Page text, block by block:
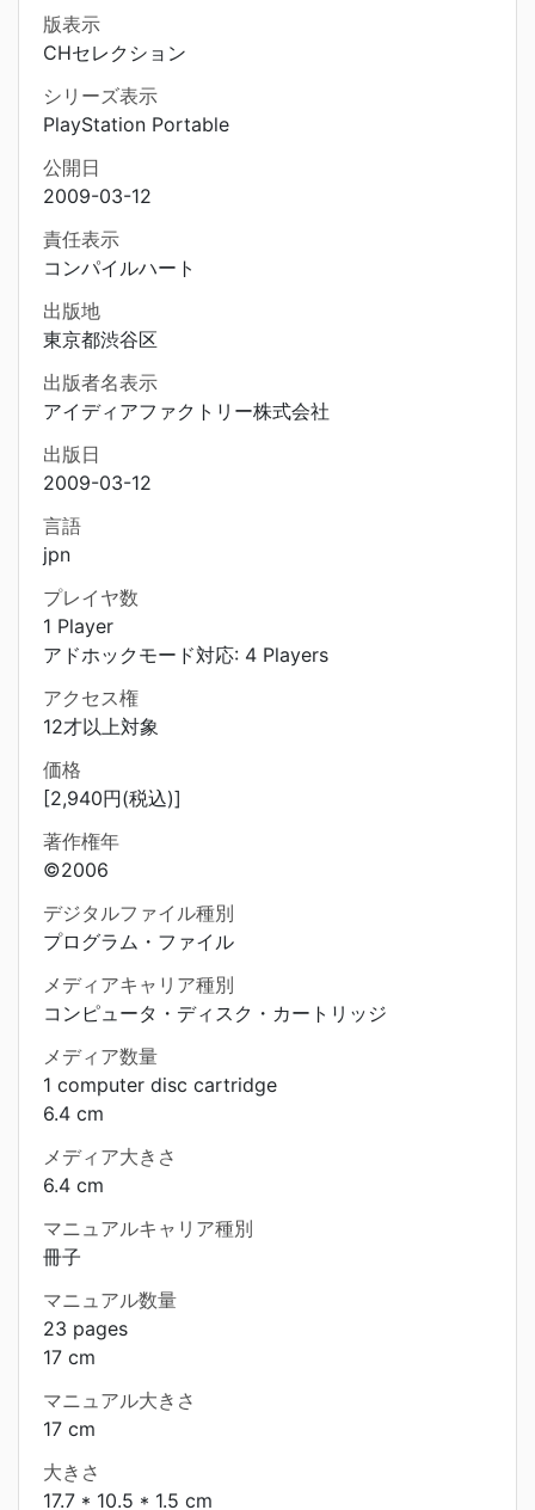
版表示
CHセレクション
シリーズ表示
PlayStation Portable
公開日
2009-03-12
責任表示
コンパイルハート
出版地
東京都渋谷区
出版者名表示
アイディアファクトリー株式会社
出版日
2009-03-12
言語
jpn
プレイヤ数
1 Player
アドホックモード対応: 4 Players
アクセス権
12才以上対象
価格
[2,940円(税込)]
著作権年
©2006
デジタルファイル種別
プログラム・ファイル
メディアキャリア種別
コンピュータ・ディスク・カートリッジ
メディア数量
1 computer disc cartridge
6.4 cm
メディア大きさ
6.4 cm
マニュアルキャリア種別
冊子
マニュアル数量
23 pages
17 cm
マニュアル大きさ
17 cm
大きさ
17.7 * 10.5 * 1.5 cm